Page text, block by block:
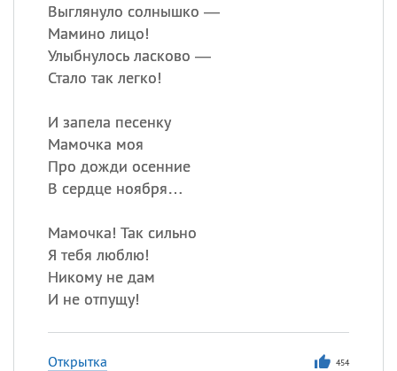
Выглянуло солнышко —
Мамино лицо!
Улыбнулось ласково —
Стало так легко!
И запела песенку
Мамочка моя
Про дожди осенние
В сердце ноября…
Мамочка! Так сильно
Я тебя люблю!
Никому не дам
И не отпущу!
Открытка 454